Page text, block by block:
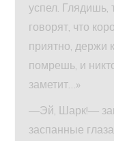
успел. Глядишь,
говорят, что
приятно, держи
помрешь, и
заметит…»
—Эй, Шарк!—
заспанные